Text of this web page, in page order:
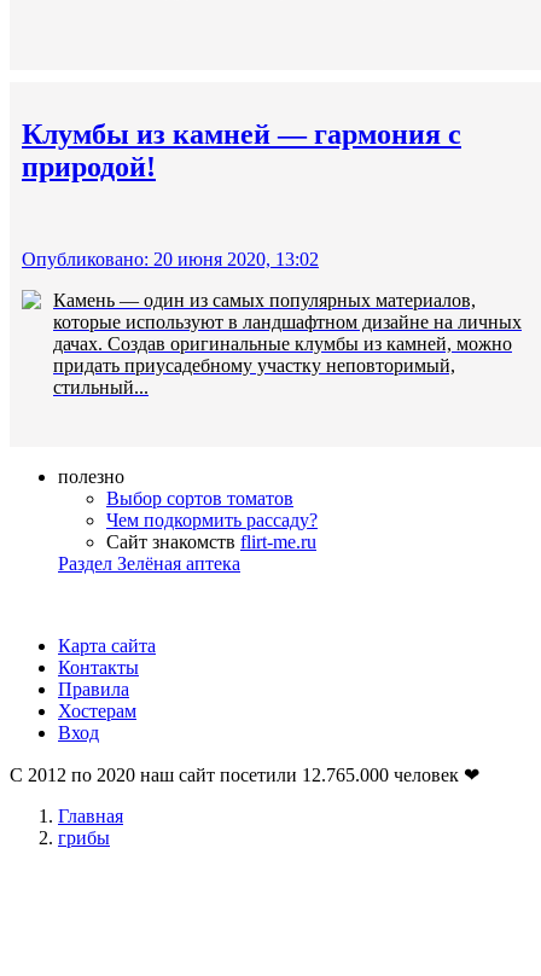
Клумбы из камней — гармония с
природой!
Опубликовано: 20 июня 2020, 13:02
Камень — один из самых популярных материалов,
которые используют в ландшафтном дизайне на личных
дачах. Создав оригинальные клумбы из камней, можно
придать приусадебному участку неповторимый,
стильный...
полезно
Выбор сортов томатов
Чем подкормить рассаду?
Сайт знакомств flirt-me.ru
Раздел Зелёная аптека
Карта сайта
Контакты
Правила
Хостерам
Вход
С 2012 по 2020 наш сайт посетили 12.765.000 человек ❤
Главная
грибы